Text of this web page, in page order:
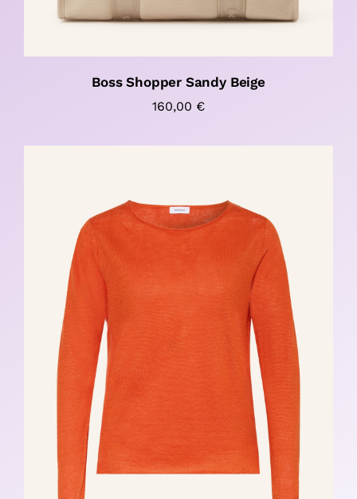
Boss Shopper Sandy Beige
160,00 €